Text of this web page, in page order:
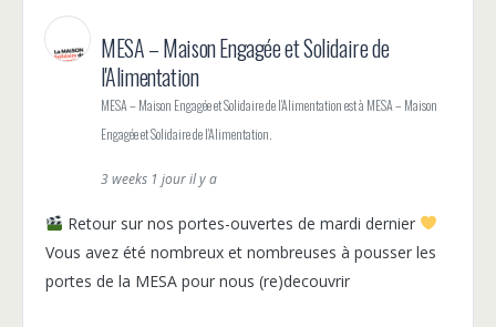
MESA – Maison Engagée et Solidaire de
l'Alimentation
MESA – Maison Engagée et Solidaire de l'Alimentation est à MESA – Maison
Engagée et Solidaire de l'Alimentation.
3 weeks 1 jour il y a
Retour sur nos portes-ouvertes de mardi dernier
Vous avez été nombreux et nombreuses à pousser les
portes de la MESA pour nous (re)decouvrir